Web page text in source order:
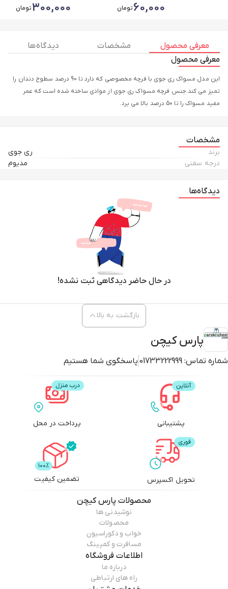
60,000تومان 300,000تومان
معرفی محصول مشخصات
دیدگاه ها
معرفی محصول
این مدل مسواک ری جوی با فرچه مخصوصی که دارد تا 90 درصد سطوح دندان را
تمیز می کند.جنس فرچه مسواک ری جوی از موادی ساخته شده است که عمر
مفید مسواک را تا 50 درصد بالا می برد.
مشخصات
برند
ری جوی
درجه سفتی
مدیوم
دیدگاه‌ها
در حال حاضر دیدگاهی ثبت نشده!
پارس کیچن
شماره تماس: 01733222999 پاسخگوی شما هستیم
بازگشت به بالا
پشتیبانی پرداخت در محل
تحویل اکسپرس تضمین کیفیت
محصولات پارس کیچن
نوشیدنی ها
محصولات
خواب و دکوراسیون
مسافرت و کمپینگ
اطلاعات فروشگاه
درباره ما
راه های ارتباطی